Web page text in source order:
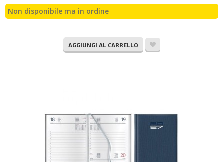
Non disponibile ma in ordine
AGGIUNGI AL CARRELLO